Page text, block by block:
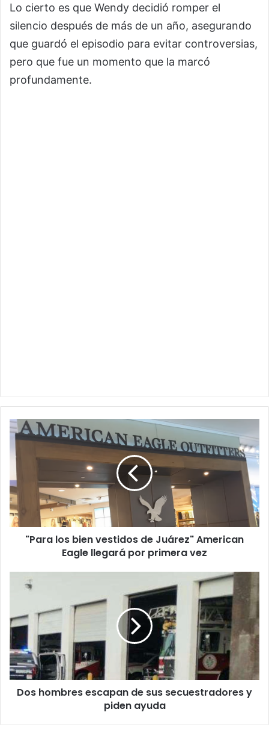
Lo cierto es que Wendy decidió romper el
silencio después de más de un año, asegurando
que guardó el episodio para evitar controversias,
pero que fue un momento que la marcó
profundamente.
"Para
los
bien
vestidos
de
Juárez"
American
Eagle
llegará
"Para los bien vestidos de Juárez" American
Eagle llegará por primera vez
hombres
de
sus
secuestradores
y
piden
ayuda
Dos hombres escapan de sus secuestradores y
piden ayuda